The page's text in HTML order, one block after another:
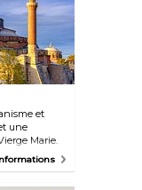
et
une
Marie.
plus tard